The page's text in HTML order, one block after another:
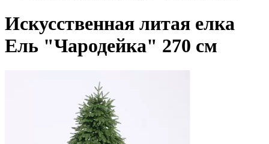
Искусственная литая елка
Ель "Чародейка" 270 см